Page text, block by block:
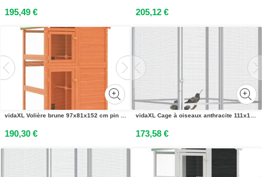
195,49 € 205,12 €
vidaXL Volière brune 97x81x152 cm pin massif
190,30 €
vidaXL Cage à oiseaux anthracite 111x107x211,5 cm Acier galvanisé
173,58 €